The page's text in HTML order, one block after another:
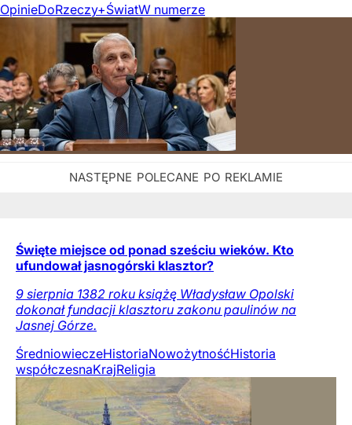
OpinieDoRzeczy+ŚwiatW numerze
Święte miejsce od ponad sześciu wieków. Kto
ufundował jasnogórski klasztor?
9 sierpnia 1382 roku książę Władysław Opolski
dokonał fundacji klasztoru zakonu paulinów na
Jasnej Górze.
ŚredniowieczeHistoriaNowożytnośćHistoria
współczesnaKrajReligia